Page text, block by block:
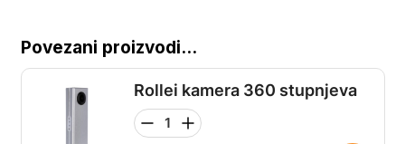
Povezani proizvodi...
Rollei kamera 360 stupnjeva